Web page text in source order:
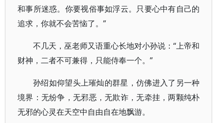
和事所迷惑。你要视俗事如浮云。只要心中有自己的
追求，你就不会苦恼了。”
不几天，巫老师又语重心长地对小孙说：“上帝和
财神，二者不可兼得，只能侍奉一个。”
孙绍如仰望头上璀灿的群星，仿佛进入了另一种
境界：无纷争，无邪恶，无欺诈，无牵挂，两颗纯朴
无邪的心灵在天空中自由自在地飘游。